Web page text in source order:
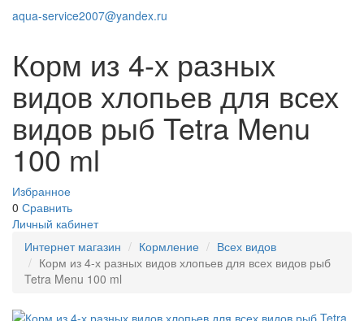
aqua-service2007@yandex.ru
Корм из 4-х разных
видов хлопьев для всех
видов рыб Tetra Menu
100 ml
Избранное
0 Сравнить
Личный кабинет
Интернет магазин
Кормление
Всех видов
Корм из 4-х разных видов хлопьев для всех видов рыб
Tetra Menu 100 ml